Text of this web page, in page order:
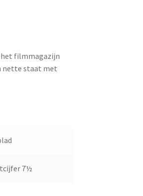
het filmmagazijn
nette staat met
7½